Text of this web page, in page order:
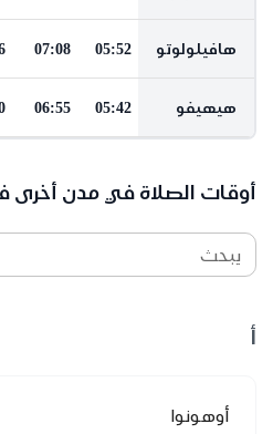
هافيلولوتو 05:52
07:08
هيهيفو 05:42
06:55
أوقات الصلاة في مدن أخرى
يبحث
أ
أوهونوا